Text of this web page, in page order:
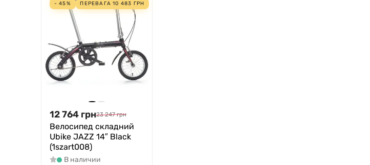
- 45% ПЕРЕВАГА10 483 ГРН
12 764 грн23 247 грн
Велосипед складний
Ubike JAZZ 14″ Black
(1szart008)
В наличии